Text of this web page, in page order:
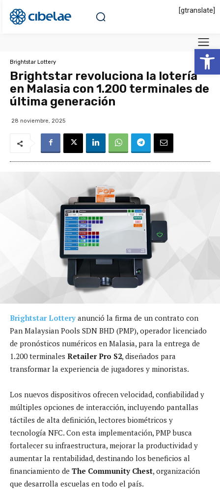
Abrir
[gtranslate]
Brightstar Lottery
Brightstar revoluciona la lotería
en Malasia con 1.200 terminales de
última generación
28 noviembre, 2025
Brightstar Lottery anunció la firma de un contrato con
Pan Malaysian Pools SDN BHD (PMP), operador licenciado
de pronósticos numéricos en Malasia, para la entrega de
1.200 terminales Retailer Pro S2, diseñados para
transformar la experiencia de jugadores y minoristas.
Los nuevos dispositivos ofrecen velocidad, confiabilidad y
múltiples opciones de interacción, incluyendo pantallas
táctiles de alta definición, lectores biométricos y
tecnología NFC. Con esta implementación, PMP busca
fortalecer su infraestructura, mejorar la productividad y
aumentar la rentabilidad, destinando los beneficios al
financiamiento de The Community Chest, organización
que desarrolla escuelas en todo el país.